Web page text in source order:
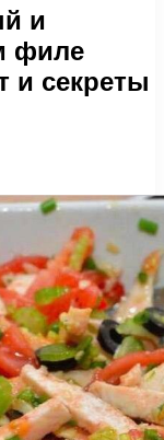
и
филе
и секреты